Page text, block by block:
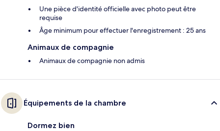
Une pièce d'identité officielle avec photo peut être
requise
Âge minimum pour effectuer l'enregistrement : 25 ans
Animaux de compagnie
Animaux de compagnie non admis
Équipements de la chambre
Dormez bien